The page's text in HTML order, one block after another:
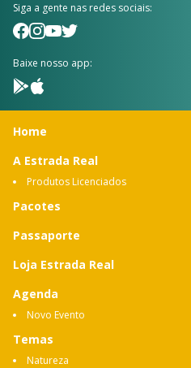
Siga a gente nas redes sociais:
Baixe nosso app:
Home
A Estrada Real
Produtos Licenciados
Pacotes
Passaporte
Loja Estrada Real
Agenda
Novo Evento
Temas
Natureza